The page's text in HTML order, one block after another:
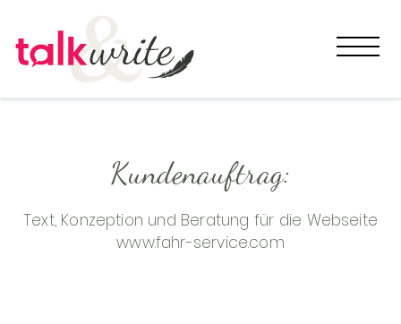
Kundenauftrag:
Text, Konzeption und Beratung für die Webseite
www.fahr-service.com